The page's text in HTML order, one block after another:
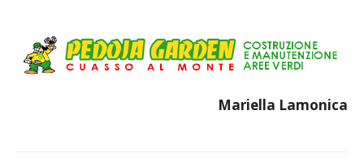
Mariella Lamonica